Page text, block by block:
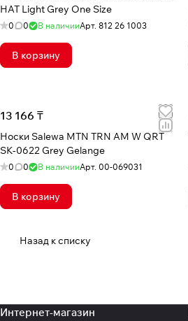
HAT Light Grey One Size
0 0 В наличииАрт. 812 26 1003
В корзину
13 166 ₸
Носки Salewa MTN TRN AM W QRT
SK-0622 Grey Gelange
0 0 В наличииАрт. 00-069031
В корзину
Назад к списку
Интернет-магазин